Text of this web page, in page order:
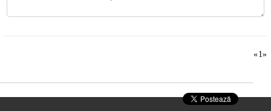
«1»